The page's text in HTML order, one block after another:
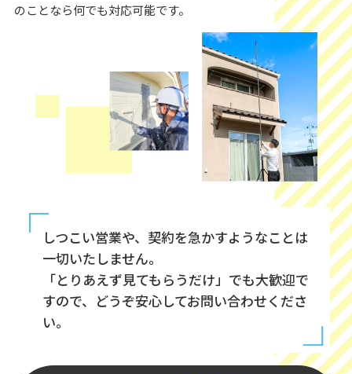
のことなら何でも対応可能です。
しつこい営業や、契約を急かすようなことは
一切いたしません。
「とりあえず見てもらうだけ」でも大歓迎で
すので、どうぞ安心してお問い合わせくださ
い。